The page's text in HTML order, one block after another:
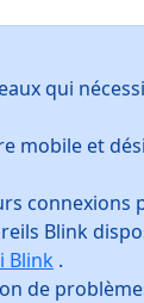
qui
mobile et
connexions
Blink
Blink .
de